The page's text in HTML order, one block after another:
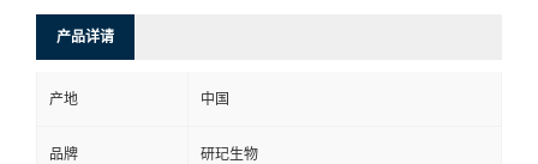
产品详请
产地 中国
品牌 研玘生物